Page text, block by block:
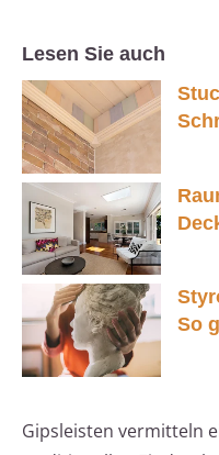
Lesen Sie auch
So
Gipsleisten vermitteln